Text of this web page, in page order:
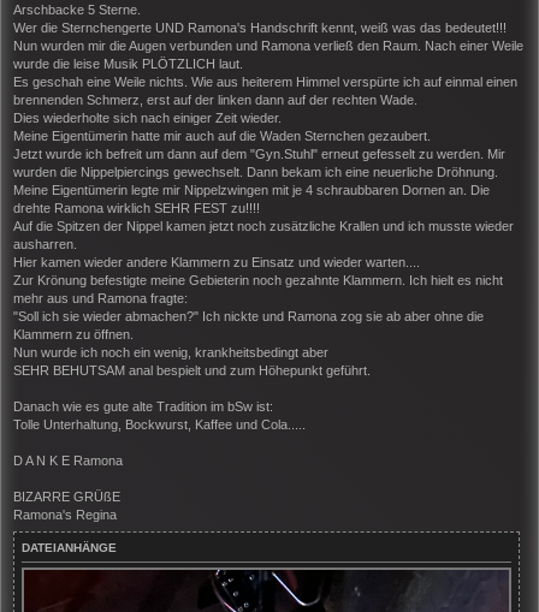
Arschbacke 5 Sterne.
Wer die Sternchengerte UND Ramona's Handschrift kennt, weiß was das bedeutet!!!
Nun wurden mir die Augen verbunden und Ramona verließ den Raum. Nach einer Weile
wurde die leise Musik PLÖTZLICH laut.
Es geschah eine Weile nichts. Wie aus heiterem Himmel verspürte ich auf einmal einen
brennenden Schmerz, erst auf der linken dann auf der rechten Wade.
Dies wiederholte sich nach einiger Zeit wieder.
Meine Eigentümerin hatte mir auch auf die Waden Sternchen gezaubert.
Jetzt wurde ich befreit um dann auf dem "Gyn.Stuhl" erneut gefesselt zu werden. Mir
wurden die Nippelpiercings gewechselt. Dann bekam ich eine neuerliche Dröhnung.
Meine Eigentümerin legte mir Nippelzwingen mit je 4 schraubbaren Dornen an. Die
drehte Ramona wirklich SEHR FEST zu!!!!
Auf die Spitzen der Nippel kamen jetzt noch zusätzliche Krallen und ich musste wieder
ausharren.
Hier kamen wieder andere Klammern zu Einsatz und wieder warten....
Zur Krönung befestigte meine Gebieterin noch gezahnte Klammern. Ich hielt es nicht
mehr aus und Ramona fragte:
"Soll ich sie wieder abmachen?" Ich nickte und Ramona zog sie ab aber ohne die
Klammern zu öffnen.
Nun wurde ich noch ein wenig, krankheitsbedingt aber
SEHR BEHUTSAM anal bespielt und zum Höhepunkt geführt.
Danach wie es gute alte Tradition im bSw ist:
Tolle Unterhaltung, Bockwurst, Kaffee und Cola.....
D A N K E Ramona
BIZARRE GRÜßE
Ramona's Regina
DATEIANHÄNGE